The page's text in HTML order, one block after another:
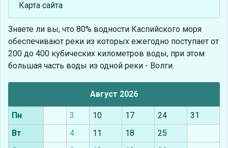
Карта сайта
Знаете ли вы, что 80% водности Каспийского моря
обеспечивают реки из которых ежегодно поступает от
200 до 400 кубических километров воды, при этом
большая часть воды из одной реки - Волги.
Август 2026
Пн 3 10 17 24
31
Вт
4 11 18
25